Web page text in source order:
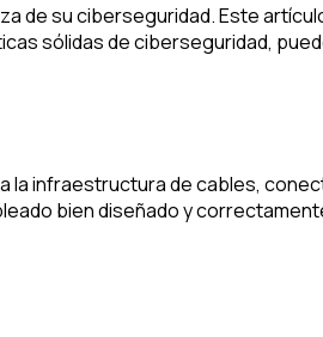
de su ciberseguridad. Este
sólidas de ciberseguridad,
la infraestructura de cables,
bien diseñado y